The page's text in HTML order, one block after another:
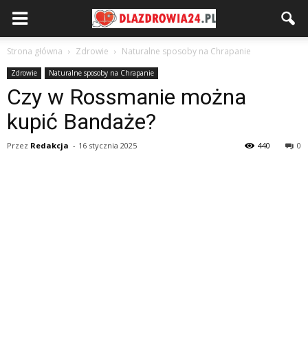
Strona główna Zdrowie Naturalne sposoby na Chrapanie
Zdrowie Naturalne sposoby na Chrapanie
Czy w Rossmanie można
kupić Bandaże?
Przez Redakcja - 16 stycznia 2025 0
440